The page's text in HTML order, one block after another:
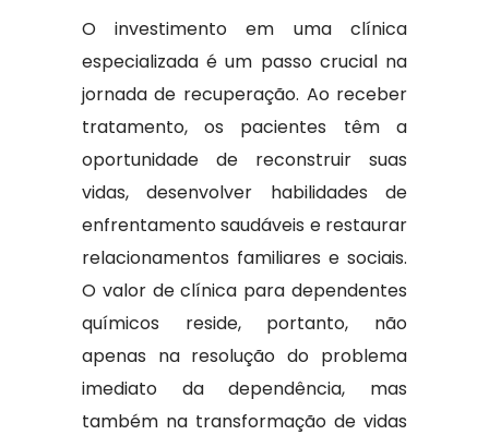
O investimento em uma clínica
especializada é um passo crucial na
jornada de recuperação. Ao receber
tratamento, os pacientes têm a
oportunidade de reconstruir suas
vidas, desenvolver habilidades de
enfrentamento saudáveis ​​e restaurar
relacionamentos familiares e sociais.
O valor de clínica para dependentes
químicos reside, portanto, não
apenas na resolução do problema
imediato da dependência, mas
também na transformação de vidas